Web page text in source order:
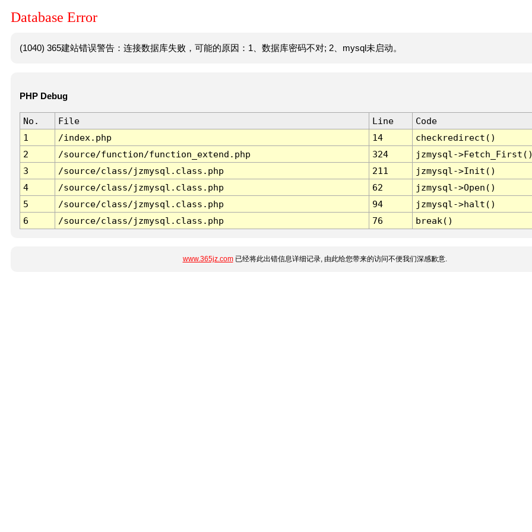
Database Error
(1040) 365建站错误警告：连接数据库失败，可能的原因：1、数据库密码不对; 2、mysql未启动。
PHP Debug
No. File Line
Code
1
/index.php 14
checkredirect()
2
/source/function/function_extend.php 324
jzmysql-
3
/source/class/jzmysql.class.php 211
jzmysql->Init()
4
/source/class/jzmysql.class.php 62
jzmysql->Open()
5
/source/class/jzmysql.class.php 94
jzmysql->halt()
6
/source/class/jzmysql.class.php 76 break()
www.365jz.com已经将此出错信息详细记录, 由此给您带来的访问不便我们深感歉意.